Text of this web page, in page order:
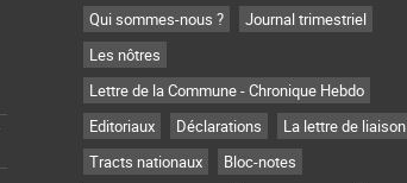
Qui sommes-nous ?
Journal trimestriel
Les nôtres
Lettre de la Commune - Chronique Hebdo
Editoriaux
Déclarations
La lettre de liaison
Tracts nationaux
Bloc-notes